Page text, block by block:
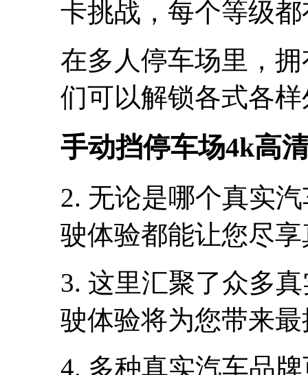
卡挑战，每个等级
在多人停车场里，
们可以解锁各式各
手动挡停车场4k高
2. 无论是哪个真实
驶体验都能让您尽
3. 这里汇聚了众多
驶体验将为您带来
4. 多种真实汽车品